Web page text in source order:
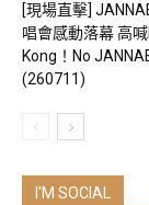
[現場直擊]
唱會感動落幕 高
Kong！No
(260711)
I'M SOCIAL